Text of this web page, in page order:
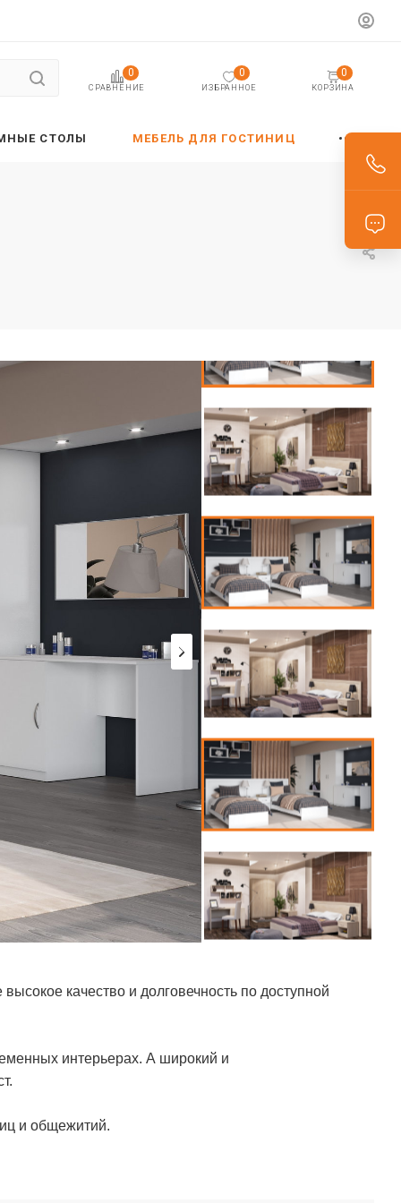
СРАВНЕНИЕ
0
ИЗБРАННОЕ
0
КОРЗИНА
0
СТОЛЫ МЕБЕЛЬ ДЛЯ ГОСТИНИЦ
качество и долговечность по доступной
интерьерах. А широкий и
и общежитий.